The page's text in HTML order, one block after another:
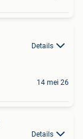
Details
14 mei 26
Details